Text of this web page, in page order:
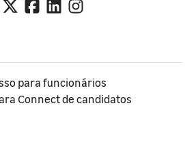
para funcionários
Connect de candidatos